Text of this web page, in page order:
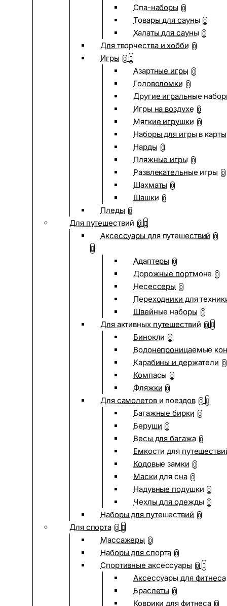
Спа-наборы 0
Товары для сауны 0
Халаты для сауны 0
Для творчества и хобби 0
Игры 0
Азартные игры 0
Головоломки 0
Другие игральные
Игры на воздухе 0
Мягкие игрушки 0
Наборы для игры в карты
Нарды 0
Пляжные игры 0
Развлекательные игры 0
Шахматы 0
Шашки 0
Пледы 0
Для путешествий 0
Аксессуары для путешествий 0
Адаптеры 0
Дорожные портмоне 0
Несессеры 0
Переходники для
Швейные наборы 0
Для активных путешествий 0
Бинокли 0
Водонепроницаемые
Карабины и держатели 0
Компасы 0
Фляжки 0
Для самолетов и поездов 0
Багажные бирки 0
Беруши 0
Весы для багажа 0
Емкости для
Кодовые замки 0
Маски для сна 0
Надувные подушки 0
Чехлы для одежды 0
Наборы для путешествий 0
Для спорта 0
Массажеры 0
Наборы для спорта 0
Спортивные аксессуары 0
Аксессуары для фитнеса
Браслеты 0
Коврики для фитнеса 0